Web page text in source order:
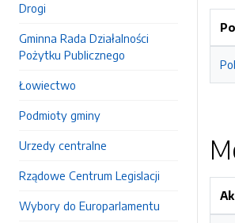
Drogi
Gminna Rada Działalności
Pożytku Publicznego
Łowiectwo
Podmioty gminy
Urzedy centralne
Rządowe Centrum Legislacji
Wybory do Europarlamentu